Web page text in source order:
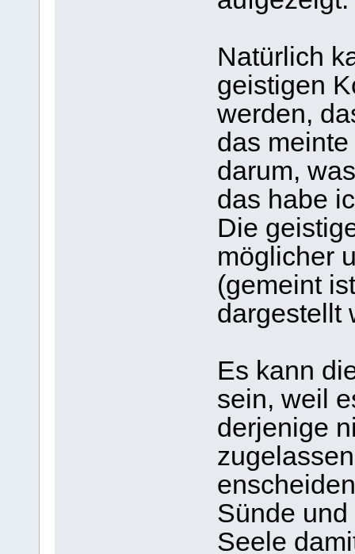
Natürlich
geistigen
werden,
das
darum,
das habe
Die
möglicher
(gemeint
dargestellt
Es kann
sein, weil
derjenige
Sünde
Seele